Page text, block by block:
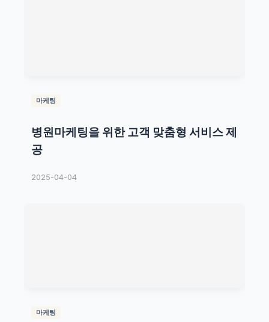
마케팅
병원마케팅을 위한 고객 맞춤형 서비스 제
공
2025-04-04
마케팅